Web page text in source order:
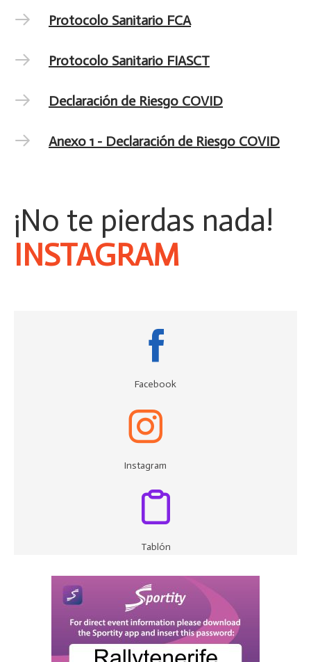
Protocolo Sanitario FCA
Protocolo Sanitario FIASCT
Declaración de Riesgo COVID
Anexo 1 - Declaración de Riesgo COVID
¡No te pierdas nada!
T&zf=3
Facebook
Instagram
Tablón